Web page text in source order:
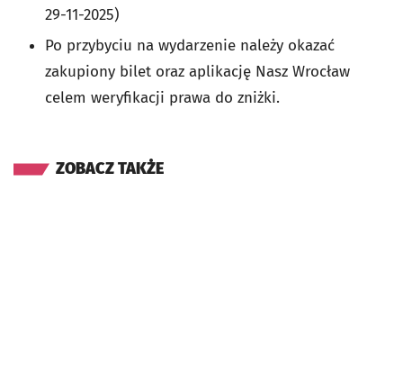
29-11-2025)
Po przybyciu na wydarzenie należy okazać
zakupiony bilet oraz aplikację Nasz Wrocław
celem weryfikacji prawa do zniżki.
ZOBACZ TAKŻE